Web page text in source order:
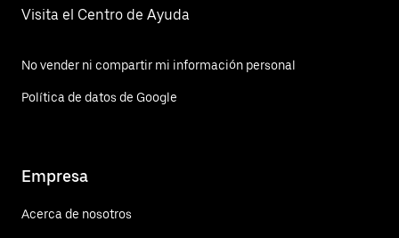
Visita el Centro de Ayuda
No vender ni compartir mi información personal
Política de datos de Google
Empresa
Acerca de nosotros